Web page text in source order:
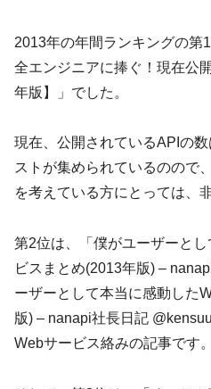
2013年の年間ランキングの第
全エンジニアに捧ぐ！現在公
年版】」でした。
現在、公開されているAPIの
ストが集められているのので
を考えている方にとっては、
第2位は、「僕がユーザーと
ビスまとめ(2013年版) –
ーザーとして本当に感動した
版) – nanapi社長日記
Webサービス絡みの記事です。